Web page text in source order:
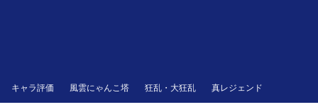
キャラ評価 風雲にゃんこ塔 狂乱・大狂乱 真レジェンド